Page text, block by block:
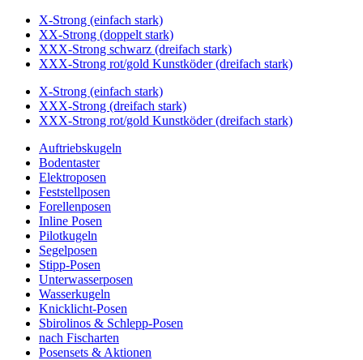
X-Strong (einfach stark)
XX-Strong (doppelt stark)
XXX-Strong schwarz (dreifach stark)
XXX-Strong rot/gold Kunstköder (dreifach stark)
X-Strong (einfach stark)
XXX-Strong (dreifach stark)
XXX-Strong rot/gold Kunstköder (dreifach stark)
Auftriebskugeln
Bodentaster
Elektroposen
Feststellposen
Forellenposen
Inline Posen
Pilotkugeln
Segelposen
Stipp-Posen
Unterwasserposen
Wasserkugeln
Knicklicht-Posen
Sbirolinos & Schlepp-Posen
nach Fischarten
Posensets & Aktionen